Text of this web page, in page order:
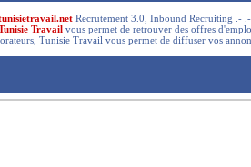
Recrutement 3.0, Inbound Recruiting .-
Travail vous permet de retrouver des offres
Tunisie Travail vous permet de diffuser vos